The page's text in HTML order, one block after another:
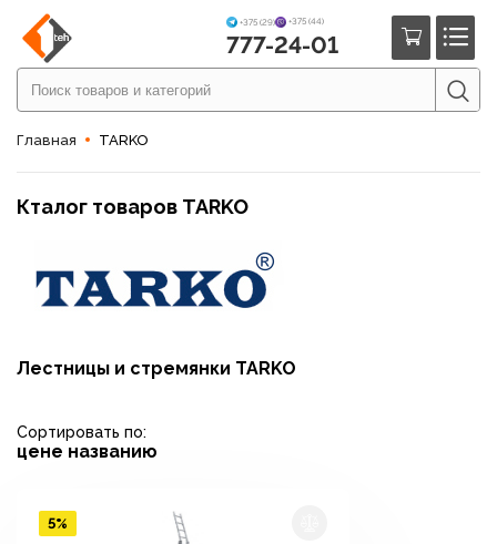
+375 (29) +375 (44)
777-24-01
Главная TARKO
Кталог товаров TARKO
Лестницы и стремянки TARKO
Сортировать по:
цене названию
5%